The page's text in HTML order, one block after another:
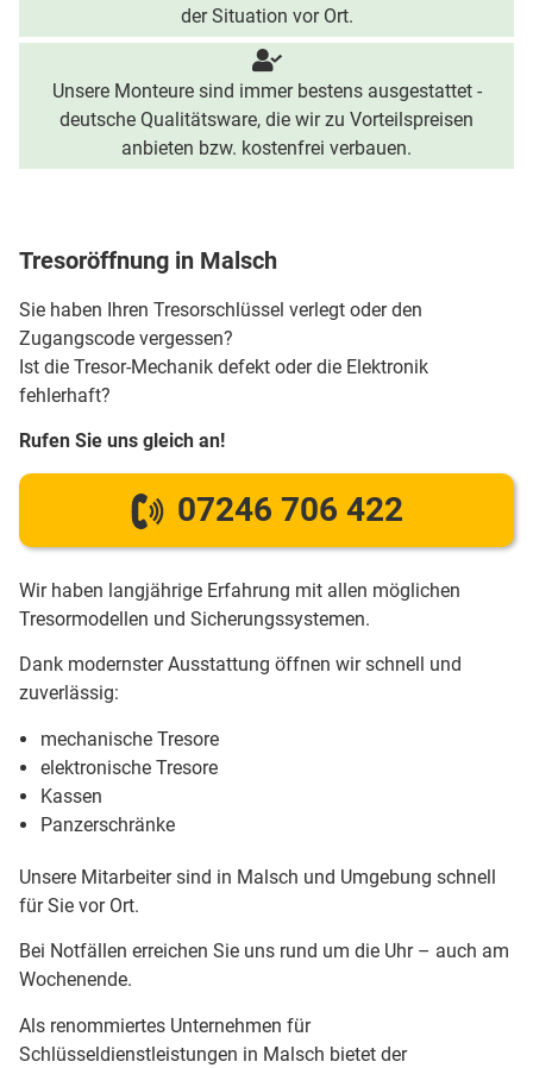
der Situation vor Ort.
Unsere Monteure sind immer bestens ausgestattet -
deutsche Qualitätsware, die wir zu Vorteilspreisen
anbieten bzw. kostenfrei verbauen.
Tresoröffnung in Malsch
Sie haben Ihren Tresorschlüssel verlegt oder den
Zugangscode vergessen?
Ist die Tresor-Mechanik defekt oder die Elektronik
fehlerhaft?
Rufen Sie uns gleich an!
07246 706 422
Wir haben langjährige Erfahrung mit allen möglichen
Tresormodellen und Sicherungssystemen.
Dank modernster Ausstattung öffnen wir schnell und
zuverlässig:
mechanische Tresore
elektronische Tresore
Kassen
Panzerschränke
Unsere Mitarbeiter sind in Malsch und Umgebung schnell
für Sie vor Ort.
Bei Notfällen erreichen Sie uns rund um die Uhr – auch am
Wochenende.
Als renommiertes Unternehmen für
Schlüsseldienstleistungen in Malsch bietet der